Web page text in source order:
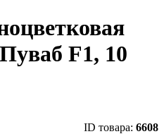
F1, 10
ID товара: 6608